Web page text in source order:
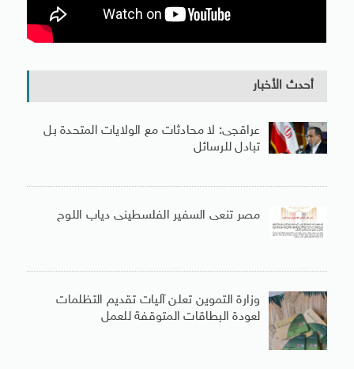
أحدث الأخبار
عراقجى: لا محادثات مع الولايات المتحدة بل
تبادل للرسائل
مصر تنعى السفير الفلسطينى دياب اللوح
وزارة التموين تعلن آليات تقديم التظلمات
لعودة البطاقات المتوقفة للعمل